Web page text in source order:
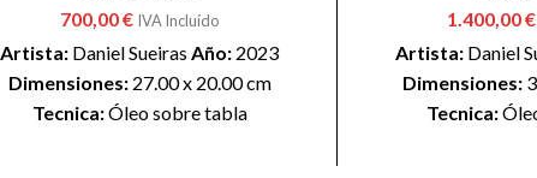
700,00€ IVA Incluído
Artista: Daniel Sueiras Año: 2023
Dimensiones:27.00 x 20.00 cm
Tecnica:Óleo sobre tabla
1.400,00€
Artista:Daniel
Dimensiones:
Tecnica: